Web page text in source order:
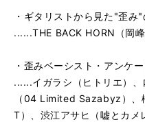
・ギタリストから見た"歪み"
......THE BACK HORN（岡
・歪みベーシスト・アンケー
......イガラシ（ヒトリエ）
（04 Limited Sazabyz）、
T）、渋江アサヒ（嘘とカメ